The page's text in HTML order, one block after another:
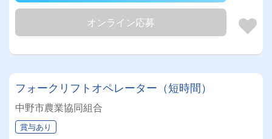
オンライン応募
フォークリフトオペレーター（短時間）
中野市農業協同組合
賞与あり